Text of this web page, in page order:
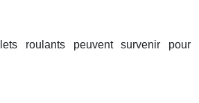
roulants peuvent survenir pour